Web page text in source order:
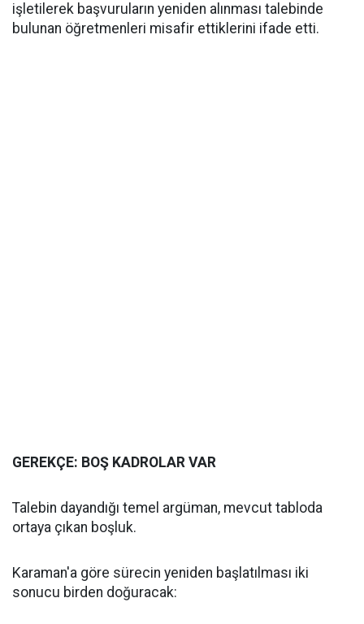
işletilerek başvuruların yeniden alınması talebinde
bulunan öğretmenleri misafir ettiklerini ifade etti.
GEREKÇE: BOŞ KADROLAR VAR
Talebin dayandığı temel argüman, mevcut tabloda
ortaya çıkan boşluk.
Karaman'a göre sürecin yeniden başlatılması iki
sonucu birden doğuracak: